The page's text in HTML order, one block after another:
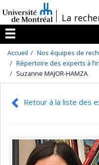
au
contenu
/La
Menu
Accueil
Nos équipes de
Répertoire des experts à
Suzanne MAJOR-HAMZA
Retour à la liste des